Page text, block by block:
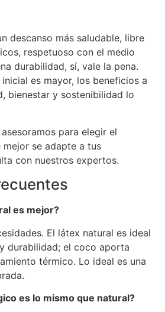
descanso más saludable, libre
respetuoso con el medio
durabilidad, sí, vale la pena.
es mayor, los beneficios a
bienestar y sostenibilidad lo
para elegir el
se adapte a tus
con nuestros expertos.
es mejor?
El látex natural es ideal
durabilidad; el coco aporta
térmico. Lo ideal es una
es lo mismo que natural?